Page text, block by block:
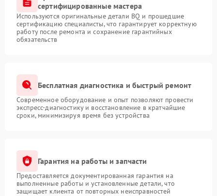
сертифицированные мастера
Используются оригинальные детали BQ и прошедшие
сертификацию специалисты, что гарантирует корректную
работу после ремонта и сохранение гарантийных
обязательств
Бесплатная диагностика и быстрый ремонт
Современное оборудование и опыт позволяют провести
экспресс-диагностику и восстановление в кратчайшие
сроки, минимизируя время без устройства
Гарантия на работы и запчасти
Предоставляется документированная гарантия на
выполненные работы и установленные детали, что
защищает клиента от повторных неисправностей